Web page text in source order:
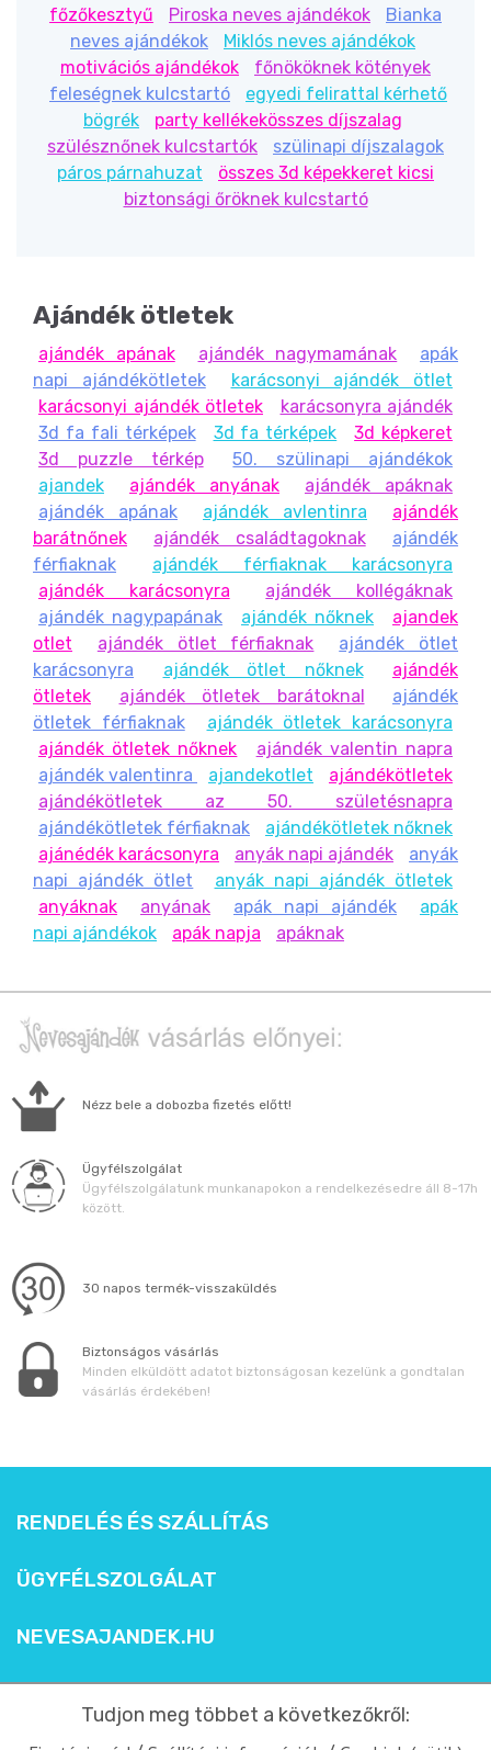
Kinek ajánljuk?
Születésnapi ajándék férfiaknak– sörimádó
barátnak, párodnak vagy apukának.
Nyugdíjas búcsúztató– egy emlékezetes,
fotóképes meglepetés a nagy napra.
Kolléga búcsúztató / Főnöknek–
csapatlogóval vagyvicces felirattalmég
Elérhető változatok & topperek
Számos topperrel rendelhető: 18 • 20 • 30 • 40 • 50 • 60
• 70 • 80 • 90 , illetve„Boldog születésnapot”
„Nyugdíjas búcsúztató”
,„Kolléga búcsúztató”
„Főnöknek”
és egyébvicces feliratok
. Így a sör torta
pontosan az alkalomhoz igazítható.
Használati tippek
Töltsd meg a 7 cm-es kivágásokat0,5 l-es
dobozos sörrel(16 db).
Illeszd a választott topppert a felső nyílásba, és
kész is afotóképes, látványos sörös torta.
Miért jó választás a Sör Torta?
Instant „wow” faktor:garantáltan a buli
középpontja lesz.
Környezetbarát & tartós:
fa anyaga miatt
többször felhasználható.
Személyre szabható:kor, alkalom, felirat – mind
rád szabva.
Praktikus:a sör nem marad a dobozban –
mindenki örül. 🙂
Milyen dobozok férnek bele?
Standard0,5 literes dobozos sörökszámára készült.
A kivágások
márkával kompatibilis.
A lézervágott faelemek és a két szintes kialakítás
masszív, stabil tartást
főzőkesztyű
Piroska neves ajándékok
Bianka
neves ajándékok
Miklós neves ajándékok
motivációs ajándékok
főnököknek kötények
feleségnek kulcstartó
egyedi felirattal kérhető
bögrék
party kellékekösszes díjszalag
szülésznőnek kulcstartók
szülinapi díjszalagok
páros párnahuzat
összes 3d képekkeret kicsi
biztonsági őröknek kulcstartó
Ajándék ötletek
ajándék apának ajándék nagymamának
apák
napi ajándékötletek
karácsonyi ajándék ötlet
karácsonyi ajándék ötletek
karácsonyra ajándék
3d fa fali térképek
3d fa térképek
3d képkeret
3d puzzle térkép
50. szülinapi ajándékok
ajandek
ajándék anyának
ajándék apáknak
ajándék apának
ajándék avlentinra
ajándék
barátnőnek
ajándék családtagoknak
ajándék
férfiaknak
ajándék férfiaknak karácsonyra
ajándék karácsonyra
ajándék kollégáknak
ajándék nagypapának
ajándék nőknek
ajandek
otlet
ajándék ötlet férfiaknak
ajándék ötlet
karácsonyra
ajándék ötlet nőknek
ajándék
ötletek
ajándék ötletek barátoknal
ajándék
ötletek férfiaknak
ajándék ötletek karácsonyra
ajándék ötletek nőknek
ajándék valentin napra
ajándék valentinra
ajandekotlet
ajándékötletek
ajándékötletek az 50. születésnapra
ajándékötletek férfiaknak
ajándékötletek nőknek
ajánédék karácsonyra
anyák napi ajándék
anyák
napi ajándék ötlet
anyák napi ajándék ötletek
anyáknak
anyának apák napi ajándék
apák
napi ajándékok
apák napja apáknak
Nézz bele a dobozba fizetés előtt!
Ügyfélszolgálat
Ügyfélszolgálatunk munkanapokon a rendelkezésedre áll 8-17h
között.
30 napos termék-visszaküldés
Biztonságos vásárlás
Minden elküldött adatot biztonságosan kezelünk a gondtalan
vásárlás érdekében!
RENDELÉS ÉS SZÁLLÍTÁS
ÜGYFÉLSZOLGÁLAT
NEVESAJANDEK.HU
Tudjon meg többet a következőkről: